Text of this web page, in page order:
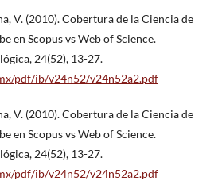
V. (2010). Cobertura de la Ciencia de
en Scopus vs Web of Science.
24(52), 13-27.
pdf/ib/v24n52/v24n52a2.pdf
V. (2010). Cobertura de la Ciencia de
en Scopus vs Web of Science.
24(52), 13-27.
pdf/ib/v24n52/v24n52a2.pdf